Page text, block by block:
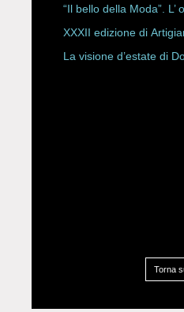
Rete Slow Fiber
“Il bello della Moda”. L’
XXXII edizione di
La visione d’estate di
Torna